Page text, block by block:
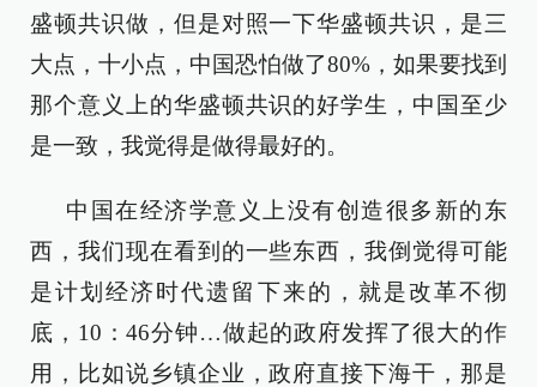
盛顿共识做，但是对照一下华盛顿共识，是三
大点，十小点，中国恐怕做了80%，如果要找到
那个意义上的华盛顿共识的好学生，中国至少
是一致，我觉得是做得最好的。
中国在经济学意义上没有创造很多新的东
西，我们现在看到的一些东西，我倒觉得可能
是计划经济时代遗留下来的，就是改革不彻
底，10：46分钟…做起的政府发挥了很大的作
用，比如说乡镇企业，政府直接下海干，那是